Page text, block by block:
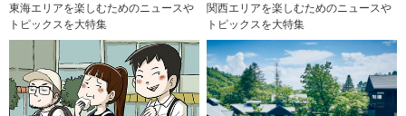
東海エリアを楽しむためのニュースや
トピックスを大特集
関西エリアを楽しむためのニュースや
トピックスを大特集